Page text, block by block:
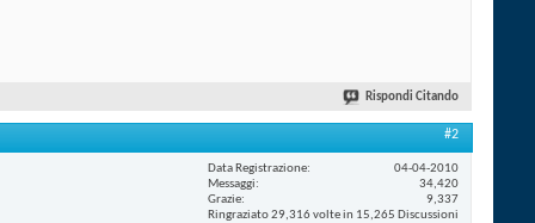
Rispondi Citando
#2
Data Registrazione
04-04-2010
Messaggi
34,420
Grazie
9,337
Ringraziato 29,316 volte in 15,265 Discussioni